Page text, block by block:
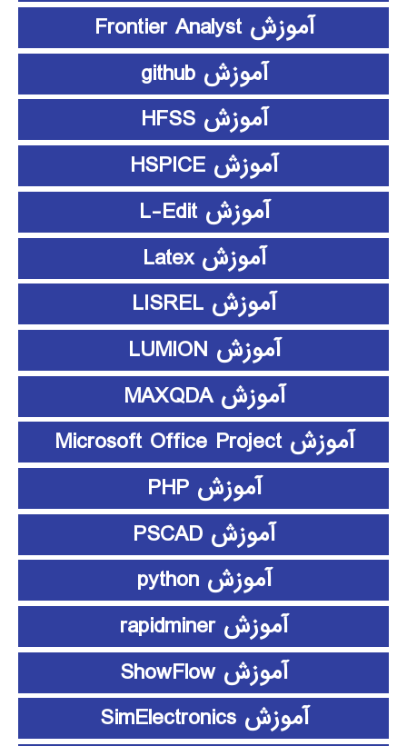
آموزش Frontier Analyst
آموزش github
آموزش HFSS
آموزش HSPICE
آموزش L-Edit
آموزش Latex
آموزش LISREL
آموزش LUMION
آموزش MAXQDA
آموزش Microsoft Office Project
آموزش PHP
آموزش PSCAD
آموزش python
آموزش rapidminer
آموزش ShowFlow
آموزش SimElectronics